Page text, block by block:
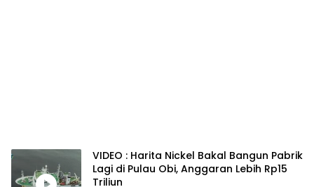
VIDEO : Harita Nickel Bakal Bangun Pabrik
Lagi di Pulau Obi, Anggaran Lebih Rp15
Triliun